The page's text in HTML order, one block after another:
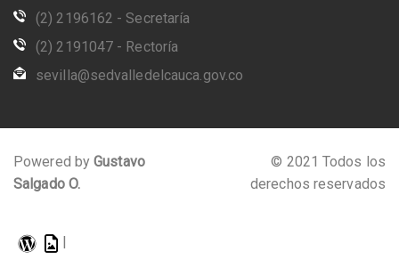
(2) 2196162 - Secretaría
(2) 2191047 - Rectoría
sevilla@sedvalledelcauca.gov.co
Powered byGustavo
Salgado O.
© 2021 Todos los
derechos reservados